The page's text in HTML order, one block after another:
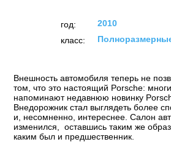
год:
2010
класс:
Внешность автомобиля теперь не
том, что это настоящий Porsche:
напоминают недавнюю новинку
Внедорожник стал выглядеть более
и, несомненно, интереснее. Салон
изменился, оставшись таким же
каким был и предшественник.